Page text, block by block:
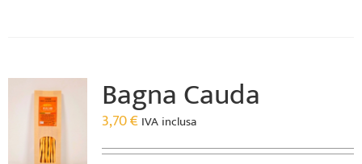
Bagna Cauda
3,70€ IVA inclusa